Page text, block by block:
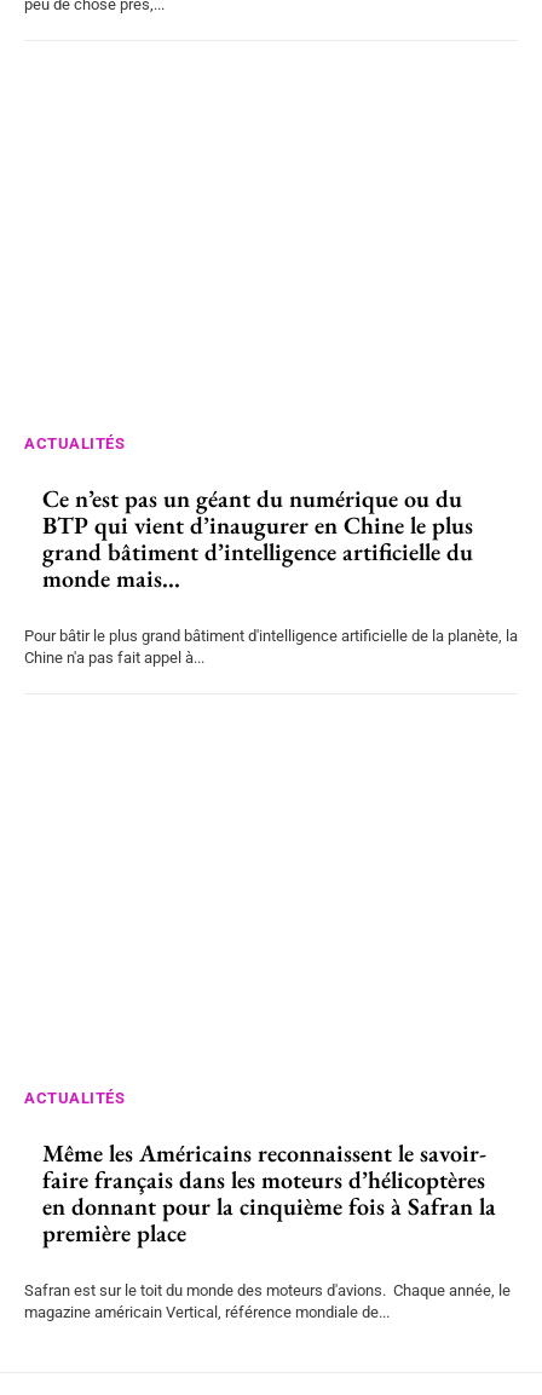
peu de chose près,...
ACTUALITÉS
Ce n’est pas un géant du numérique ou du
BTP qui vient d’inaugurer en Chine le plus
grand bâtiment d’intelligence artificielle du
monde mais...
Pour bâtir le plus grand bâtiment d'intelligence artificielle de la planète, la
Chine n'a pas fait appel à...
ACTUALITÉS
Même les Américains reconnaissent le savoir-
faire français dans les moteurs d’hélicoptères
en donnant pour la cinquième fois à Safran la
première place
Safran est sur le toit du monde des moteurs d'avions. Chaque année, le
magazine américain Vertical, référence mondiale de...